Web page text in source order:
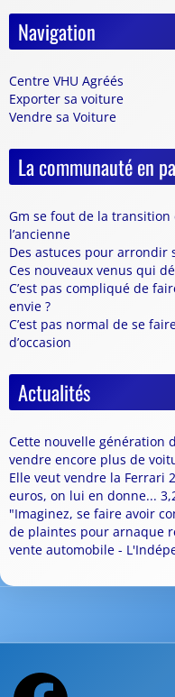
Navigation
Centre VHU Agréés
Exporter sa voiture
Vendre sa Voiture
La communauté en
Gm se fout de la transition
l’ancienne
Des astuces pour arrondir
Ces nouveaux venus qui
C’est pas compliqué de
envie ?
C’est pas normal de se
d’occasion
Actualités
Cette nouvelle génération
vendre encore plus de
Elle veut vendre la Ferrari
euros, on lui en donne...
"Imaginez, se faire avoir
de plaintes pour arnaque
vente automobile -